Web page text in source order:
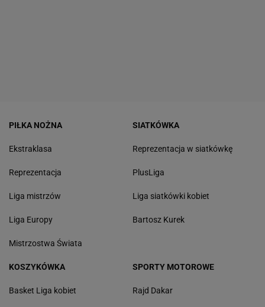
PIŁKA NOŻNA
Ekstraklasa
Reprezentacja
Liga mistrzów
Liga Europy
Mistrzostwa Świata
SIATKÓWKA
Reprezentacja w siatkówkę
PlusLiga
Liga siatkówki kobiet
Bartosz Kurek
KOSZYKÓWKA
Basket Liga kobiet
SPORTY MOTOROWE
Rajd Dakar